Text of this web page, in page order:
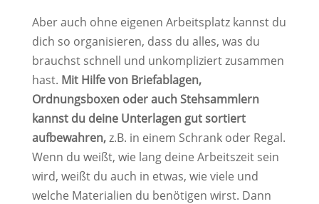
Aber auch ohne eigenen Arbeitsplatz kannst du
dich so organisieren, dass du alles, was du
brauchst schnell und unkompliziert zusammen
hast. Mit Hilfe von Briefablagen,
Ordnungsboxen oder auch Stehsammlern
kannst du deine Unterlagen gut sortiert
aufbewahren,z.B. in einem Schrank oder Regal.
Wenn du weißt, wie lang deine Arbeitszeit sein
wird, weißt du auch in etwas, wie viele und
welche Materialien du benötigen wirst. Dann